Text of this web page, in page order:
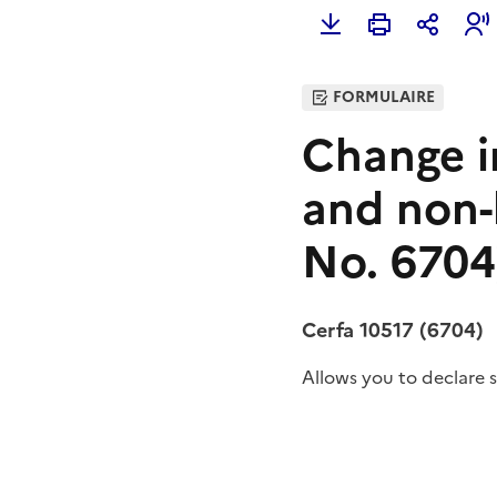
FORMULAIRE
Change
and
No.
Cerfa 10517 (6704)
Allows you to declare